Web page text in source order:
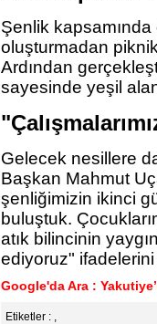
Şenlik kapsamında
oluşturmadan
Ardından
sayesinde yeşil
Gelecek nesillere
Başkan Mahmut
şenliğimizin ikinci
buluştuk.
atık bilincinin
ediyoruz" ifadelerini
Google'da Ara :
Etiketler : ,